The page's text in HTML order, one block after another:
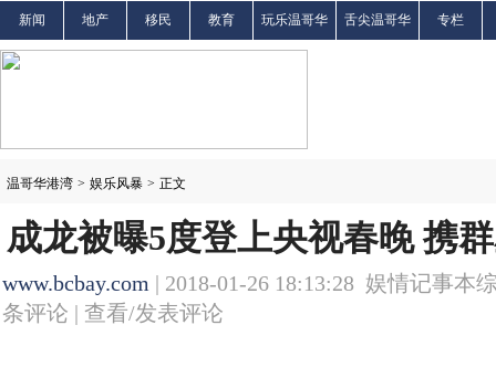
新闻 地产 移民 教育 玩乐温哥华 舌尖温哥华 专栏
温哥华港湾 > 娱乐风暴 > 正文
成龙被曝5度登上央视春晚 携
www.bcbay.com | 2018-01-26 18:13:28 娱情记事本
条评论 | 查看/发表评论